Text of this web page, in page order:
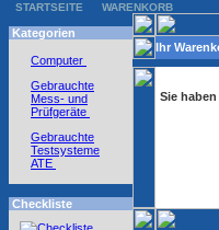
STARTSEITE WARENKORB
Kategorien
Computer
Gebrauchte
Mess- und
Prüfgeräte
Gebrauchte
Testsysteme
ATE
Checkliste
Ihr
Sie